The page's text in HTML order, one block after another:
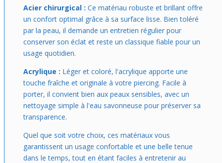
Acier chirurgical : Ce matériau robuste et brillant offre
un confort optimal grâce à sa surface lisse. Bien toléré
par la peau, il demande un entretien régulier pour
conserver son éclat et reste un classique fiable pour un
usage quotidien.
Acrylique : Léger et coloré, l'acrylique apporte une
touche fraîche et originale à votre piercing. Facile à
porter, il convient bien aux peaux sensibles, avec un
nettoyage simple à l'eau savonneuse pour préserver sa
transparence.
Quel que soit votre choix, ces matériaux vous
garantissent un usage confortable et une belle tenue
dans le temps, tout en étant faciles à entretenir au